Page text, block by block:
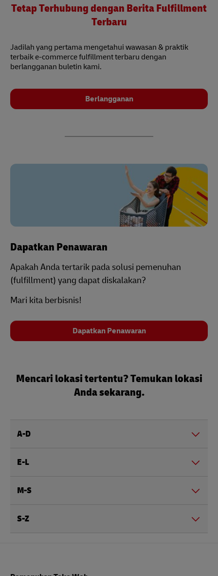
Tetap Terhubung dengan Berita Fulfillment
Terbaru
Jadilah yang pertama mengetahui wawasan & praktik
terbaik e-commerce fulfillment terbaru dengan
berlangganan buletin kami.
Berlangganan
Dapatkan Penawaran
Apakah Anda tertarik pada solusi pemenuhan
(fulfillment) yang dapat diskalakan?
Mari kita berbisnis!
Dapatkan Penawaran
Mencari lokasi tertentu? Temukan lokasi
Anda sekarang.
A-D
E-L
M-S
S-Z